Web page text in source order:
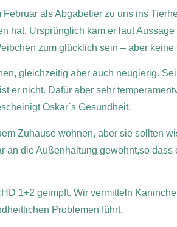
als Abgabetier zu uns ins
hat. Ursprünglich kam er laut
zum glücklich sein – aber keine
gleichzeitig aber auch neugierig.
er nicht. Dafür aber sehr
Oskar`s Gesundheit.
Zuhause wohnen, aber sie sollten
an die Außenhaltung gewöhnt,so dass
1+2 geimpft. Wir vermitteln
Problemen führt.